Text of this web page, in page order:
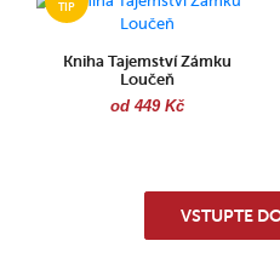
Kniha Tajemství Zámku
Loučeň
od 449 Kč
VSTUPTE